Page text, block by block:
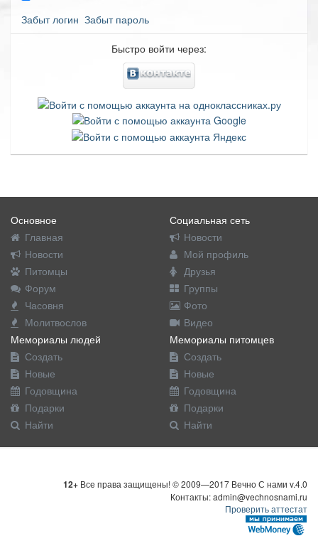
Забыт логин Забыт пароль
Быстро войти через:
Основное
Главная
Новости
Питомцы
Форум
Часовня
Молитвослов
Социальная сеть
Новости
Мой профиль
Друзья
Группы
Фото
Видео
Мемориалы людей
Создать
Новые
Годовщина
Подарки
Найти
Мемориалы питомцев
Создать
Новые
Годовщина
Подарки
Найти
12+ Все права защищены! © 2009—2017 Вечно С нами v.4.0
Контакты: admin@vechnosnami.ru
Проверить аттестат